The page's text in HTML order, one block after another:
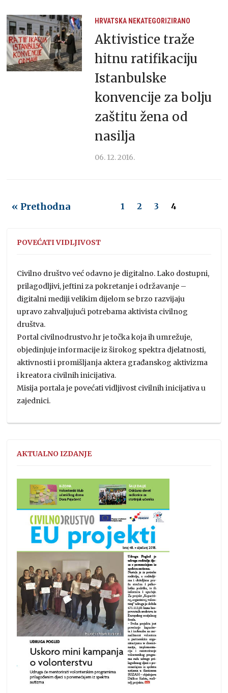
HRVATSKA NEKATEGORIZIRANO
Aktivistice traže
hitnu ratifikaciju
Istanbulske
konvencije za bolju
zaštitu žena od
nasilja
06. 12. 2016.
« Prethodna 1 2 3 4
POVEĆATI VIDLJIVOST
Civilno društvo već odavno je digitalno. Lako dostupni,
prilagodljivi, jeftini za pokretanje i održavanje –
digitalni mediji velikim dijelom se brzo razvijaju
upravo zahvaljujući potrebama aktivista civilnog
društva.
Portal civilnodrustvo.hr je točka koja ih umrežuje,
objedinjuje informacije iz širokog spektra djelatnosti,
aktivnosti i promišljanja aktera građanskog aktivizma
i kreatora civilnih inicijativa.
Misija portala je povećati vidljivost civilnih inicijativa u
zajednici.
AKTUALNO IZDANJE